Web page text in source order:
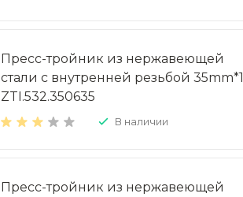
Пресс-тройник из нержавеющей
стали с внутренней резьбой 35mm*1
ZTI.532.350635
В наличии
Пресс-тройник из нержавеющей